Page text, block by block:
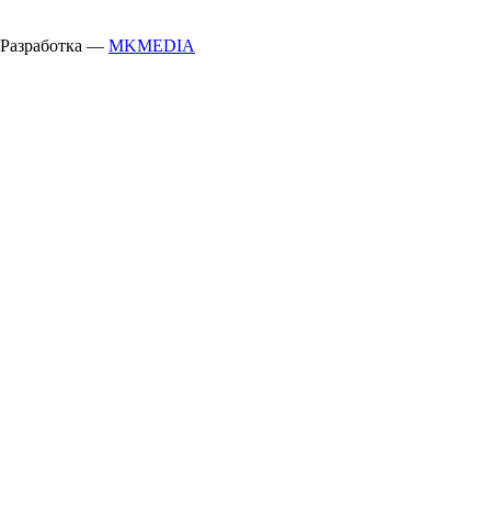
Разработка — MKMEDIA